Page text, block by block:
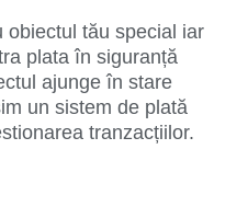
obiectul tău special iar
plata în siguranță
ajunge în stare
un sistem de plată
tranzacțiilor.